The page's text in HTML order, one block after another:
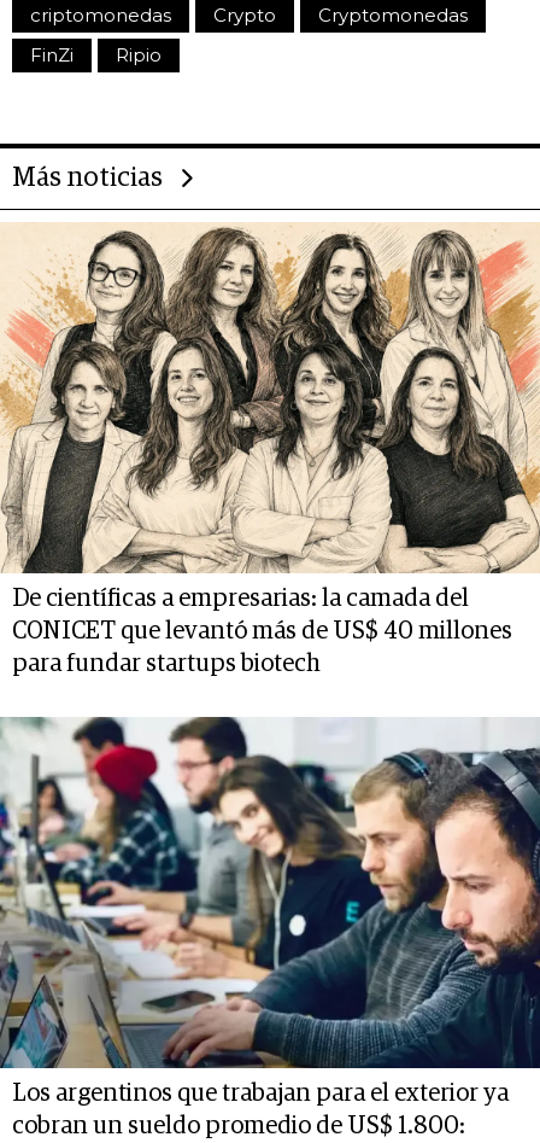
criptomonedas Crypto
Cryptomonedas
FinZi
Ripio
Más noticias
De científicas a empresarias: la camada del
CONICET que levantó más de US$ 40 millones
para fundar startups biotech
Los argentinos que trabajan para el exterior ya
cobran un sueldo promedio de US$ 1.800: